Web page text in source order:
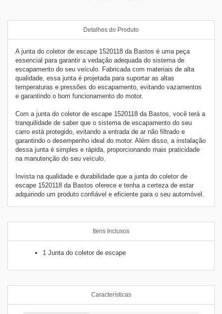
Detalhes do Produto
A junta do coletor de escape 1520118 da Bastos é uma peça
essencial para garantir a vedação adequada do sistema de
escapamento do seu veículo. Fabricada com materiais de alta
qualidade, essa junta é projetada para suportar as altas
temperaturas e pressões do escapamento, evitando vazamentos
e garantindo o bom funcionamento do motor.
Com a junta do coletor de escape 1520118 da Bastos, você terá a
tranquilidade de saber que o sistema de escapamento do seu
carro está protegido, evitando a entrada de ar não filtrado e
garantindo o desempenho ideal do motor. Além disso, a instalação
dessa junta é simples e rápida, proporcionando mais praticidade
na manutenção do seu veículo.
Invista na qualidade e durabilidade que a junta do coletor de
escape 1520118 da Bastos oferece e tenha a certeza de estar
adquirindo um produto confiável e eficiente para o seu automóvel.
Itens Inclusos
1 Junta do coletor de escape
Características